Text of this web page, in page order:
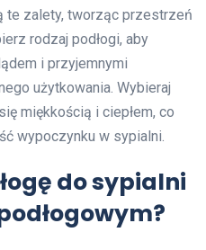
te zalety, tworząc przestrzeń
rodzaj podłogi, aby
i przyjemnymi
użytkowania. Wybieraj
miękkością i ciepłem, co
wypoczynku w sypialni.
do sypialni